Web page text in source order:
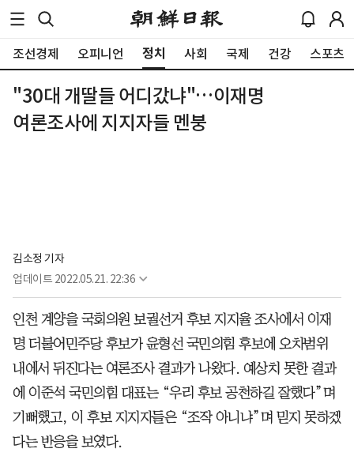
조선경제 오피니언 정치 사회 국제 건강 스포츠
"30대 개딸들 어디갔냐"…이재명
여론조사에 지지자들 멘붕
김소정 기자
업데이트 2022.05.21. 22:36
인천 계양을 국회의원 보궐선거 후보 지지율 조사에서 이재
명 더불어민주당 후보가 윤형선 국민의힘 후보에 오차범위
내에서 뒤진다는 여론조사 결과가 나왔다. 예상치 못한 결과
에 이준석 국민의힘 대표는 “우리 후보 공천하길 잘했다”며
기뻐했고, 이 후보 지지자들은 “조작 아니냐”며 믿지 못하겠
다는 반응을 보였다.